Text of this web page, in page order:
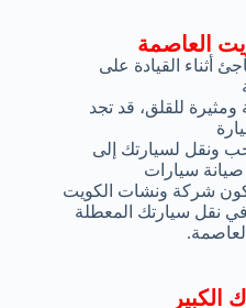
العاصمة
أثناء القيادة على
للقلق، قد تجد
ونقل لسيارتك إلى
سيارات
شركة ونشات الكويت
نقل سيارتك المعطلة